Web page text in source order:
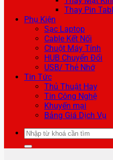
Thay Pin
Phụ Kiện
Sạc Laptop
Cable Kết Nối
Chuột Máy Tính
HUB Chuyển Đổi
USB/ Thẻ Nhớ
Tin Tức
Thủ Thuật Hay
Tin Công Nghệ
Khuyến mại
Bảng Giá Dịch Vụ
Tìm
kiếm: